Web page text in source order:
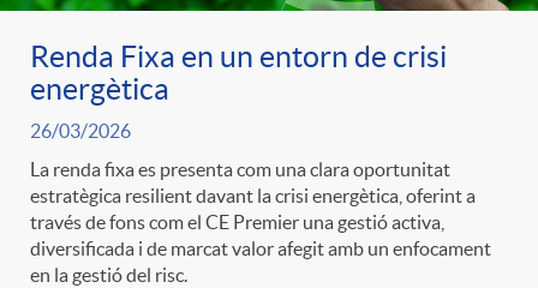
Renda Fixa en un entorn de crisi
energètica
26/03/2026
La renda fixa es presenta com una clara oportunitat
estratègica resilient davant la crisi energètica, oferint a
través de fons com el CE Premier una gestió activa,
diversificada i de marcat valor afegit amb un enfocament
en la gestió del risc.